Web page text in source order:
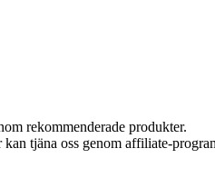
rekommenderade produkter.
tjäna oss genom affiliate-